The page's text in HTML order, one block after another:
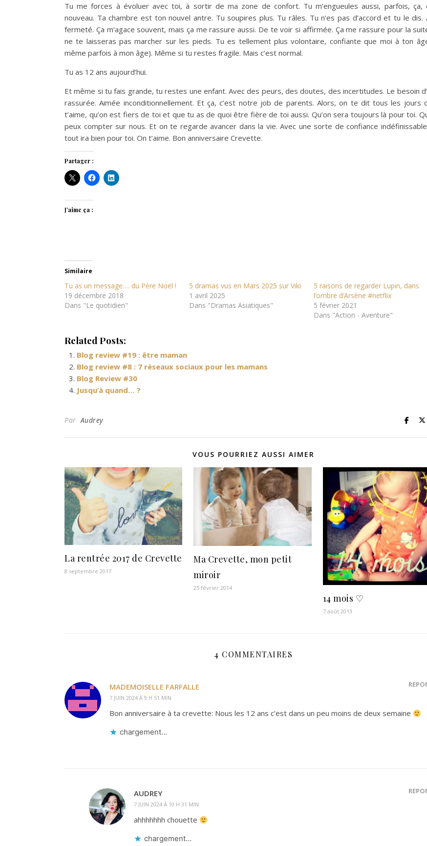
Tu me forces à évoluer avec toi, à sortir de ma zone de confort. Tu m’engueules aussi, parfois, ça,
nouveau. Ta chambre est ton nouvel antre. Tu soupires plus. Tu râles. Tu n’es pas d’accord et tu le dis.
fermeté. Ça m’agace souvent, mais ça me rassure aussi. De te voir si affirmée. Ça me rassure pour la
ne te laisseras pas marcher sur les pieds. Tu es tellement plus volontaire, confiante que moi à ton
même parfois à mon âge). Même si tu restes fragile. Mais c’est normal.
Tu as 12 ans aujourd’hui.
Et même si tu fais grande, tu restes une enfant. Avec des peurs, des doutes, des incertitudes. Le besoin
rassurée. Aimée inconditionnellement. Et ça, c’est notre job de parents. Alors, on te dit tous les jours
t’aime, qu’on est fiers de toi et que tu as de quoi être fière de toi aussi. Qu’on sera toujours là pour toi.
peux compter sur nous. Et on te regarde avancer dans la vie. Avec une sorte de confiance
tout ira bien pour toi. On t’aime. Bon anniversaire Crevette.
Partager :
J’aime ça :
Similaire
Tu as un message…. du Père Noël !
19 décembre 2018
Dans "Le quotidien"
5 dramas vus en Mars 2025 sur Viki
1 avril 2025
Dans "Dramas Asiatiques"
5 raisons de regarder Lupin, dans
l’ombre d’Arsène #netflix
5 février 2021
Dans "Action - Aventure"
Related Posts:
Blog review #19 : être maman
Blog review #8 : 7 réseaux sociaux pour les mamans
Blog Review #30
Jusqu’à quand… ?
Par Audrey
VOUS POURRIEZ AUSSI AIMER
La rentrée 2017 de Crevette
8 septembre 2017
Ma Crevette, mon petit
miroir
25 février 2014
14 mois ♡
7 août 2013
4 COMMENTAIRES
MADEMOISELLE FARFALLE
7 JUIN 2024 À 9 H 51 MIN
Bon anniversaire à ta crevette: Nous les 12 ans c’est dans un peu moins de deux semaine
chargement…
AUDREY
7 JUIN 2024 À 10 H 31 MIN
ahhhhhhh chouette
chargement…